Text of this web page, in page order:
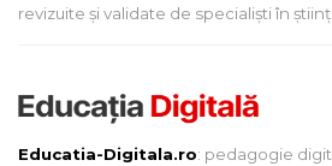
revizuite și validate de specialiști în
Educatia-Digitala.ro: pedagogie